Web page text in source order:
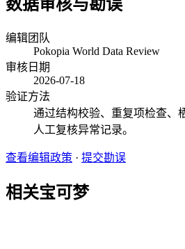
数据审核与勘误
编辑团队
Pokopia World Data Review
审核日期
2026-07-18
验证方法
通过结构校验、重复项检查、
人工复核异常记录。
查看编辑政策 · 提交勘误
相关宝可梦